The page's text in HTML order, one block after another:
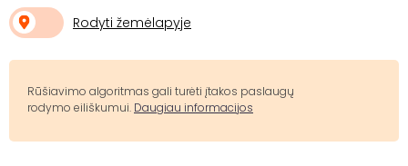
Rodyti žemėlapyje
Rūšiavimo algoritmas gali turėti įtakos paslaugų
rodymo eiliškumui. Daugiau informacijos